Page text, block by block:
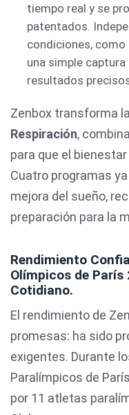
tiempo real y se
patentados.
condiciones, como
una simple
resultados
Zenbox transforma
Respiración,
para que el
Cuatro programas
mejora del sueño,
preparación para la
Rendimiento
Olímpicos de París
Cotidiano.
El rendimiento de
promesas: ha sido
exigentes. Durante
Paralímpicos de
por 11 atletas